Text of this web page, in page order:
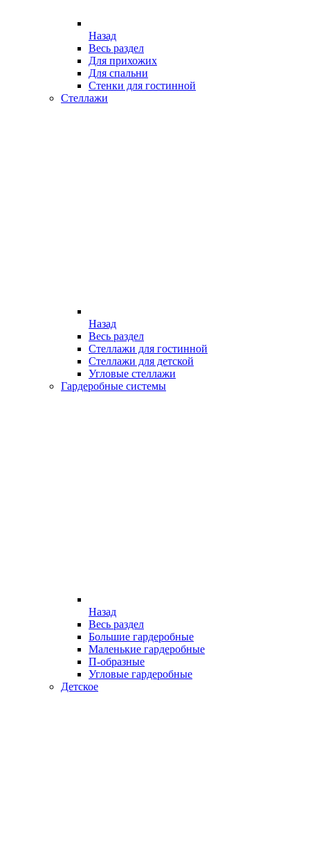
Назад
Весь раздел
Для прихожих
Для спальни
Стенки для гостинной
Стеллажи
Назад
Весь раздел
Стеллажи для гостинной
Стеллажи для детской
Угловые стеллажи
Гардеробные системы
Назад
Весь раздел
Большие гардеробные
Маленькие гардеробные
П-образные
Угловые гардеробные
Детское